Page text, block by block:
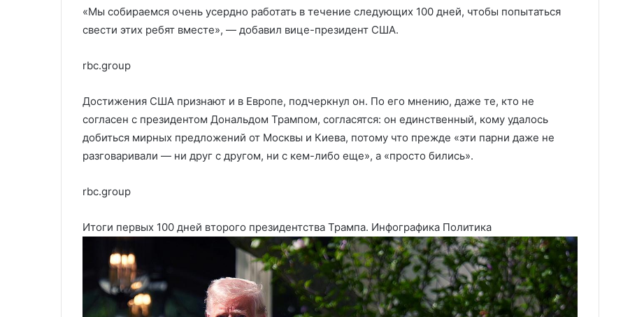
«Мы собираемся очень усердно работать в течение следующих 100 дней, чтобы попытаться
свести этих ребят вместе», — добавил вице-президент США.
rbc.group
Достижения США признают и в Европе, подчеркнул он. По его мнению, даже те, кто не
согласен с президентом Дональдом Трампом, согласятся: он единственный, кому удалось
добиться мирных предложений от Москвы и Киева, потому что прежде «эти парни даже не
разговаривали — ни друг с другом, ни с кем-либо еще», а «просто бились».
rbc.group
Итоги первых 100 дней второго президентства Трампа. Инфографика Политика